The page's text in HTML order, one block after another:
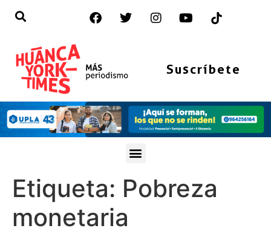
Suscríbete
Etiqueta: Pobreza
monetaria